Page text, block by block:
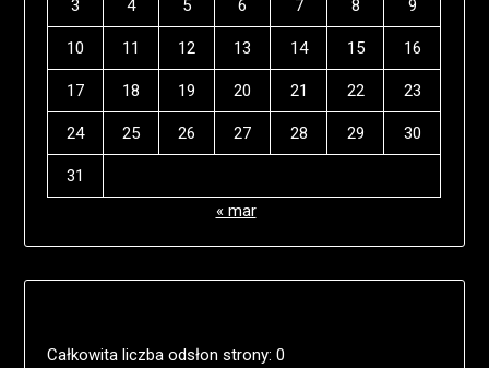
3 4 5 6 7 8 9
10 11 12 13 14 15 16
17 18 19 20 21 22 23
24 25 26 27 28 29 30
31
« mar
Całkowita liczba odsłon strony:0